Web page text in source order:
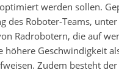
werden sollen.
des Roboter-Teams,
Radrobotern, die auf
höhere Geschwindigkeit
Zudem besteht